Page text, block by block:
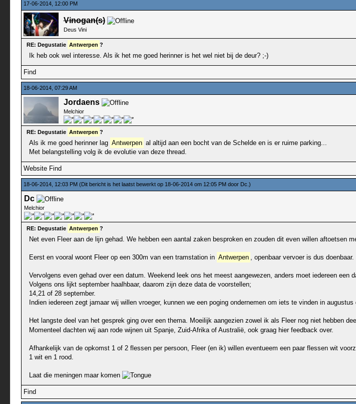
17-06-2014, 12:00 PM
Vinogan(s)
Deus Vini
RE: Degustatie Antwerpen ?
Ik heb ook wel interesse. Als ik het me goed herinner is het wel niet bij de deur? ;-)
Find
18-06-2014, 07:29 AM
Jordaens
Melchior
RE: Degustatie Antwerpen ?
Als ik me goed herinner lag Antwerpen al altijd aan een bocht van de Schelde en is er ruime parking...
Met belangstelling volg ik de evolutie van deze thread.
Website Find
18-06-2014, 12:03 PM (Dit bericht is het laatst bewerkt op 18-06-2014 om 12:05 PM door Dc .)
Dc
Melchior
RE: Degustatie Antwerpen ?
Net even Fleer aan de lijn gehad. We hebben een aantal zaken besproken en zouden dit even willen aftoetsen
Eerst en vooral woont Fleer op een 300m van een tramstation in Antwerpen , openbaar vervoer is dus doenbaar.
Vervolgens even gehad over een datum. Weekend leek ons het meest aangewezen, anders moet iedereen
Volgens ons lijkt september haalhbaar, daarom zijn deze data de voorstellen;
14,21 of 28 september.
Indien iedereen zegt jamaar wij willen vroeger, kunnen we een poging ondernemen om iets te vinden in
Het langste deel van het gesprek ging over een thema. Moeilijk aangezien zowel ik als Fleer nog niet hebben
Momenteel dachten wij aan rode wijnen uit Spanje, Zuid-Afrika of Australië, ook graag hier feedback over.
Afhankelijk van de opkomst 1 of 2 flessen per persoon, Fleer (en ik) willen eventueem een paar flessen wit
1 wit en 1 rood.
Laat die meningen maar komen
Find